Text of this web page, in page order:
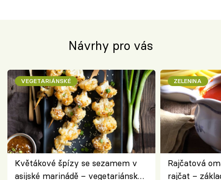
Návrhy pro vás
VEGETARIÁNSKÉ
Květákové špízy se sezamem v
asijské marinádě – vegetariánská
ZELENINA
Rajčatová
rajčat –